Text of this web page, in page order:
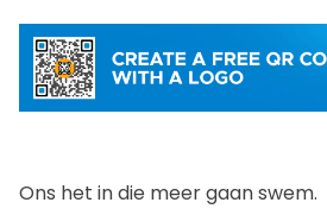
Ons het in die meer gaan swem.